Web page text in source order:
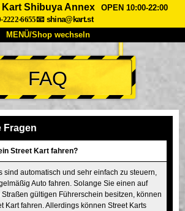
Kart Shibuya Annex
OPEN 10:00-22:00
2222-6655📧 shina@kart.st
MENÜ/Shop wechseln
START
Spezifikationen Preise
Bewertungen
Tokio Akihabara#1
Tokio Shibuya
Tokio Bucht
FAQ
Fragen
Street Kart fahren?
sind automatisch und sehr einfach zu steuern,
Auto fahren. Solange Sie einen auf
gültigen Führerschein besitzen, können
Kart fahren. Allerdings können Street Karts